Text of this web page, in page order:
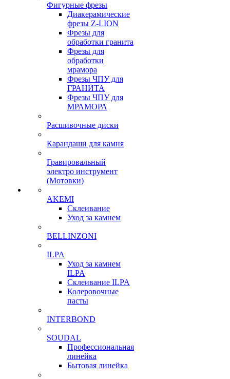
Фигурные фрезы
Диакерамические
фрезы Z-LION
Фрезы для
обработки гранита
Фрезы для
обработки
мрамора
Фрезы ЧПУ для
ГРАНИТА
Фрезы ЧПУ для
МРАМОРА
Расшивочные диски
Карандаши для камня
Гравировальный
электро инструмент
(Мотовки)
AKEMI
Склеивание
Уход за камнем
BELLINZONI
ILPA
Уход за камнем
ILPA
Склеивание ILPA
Колеровочные
пасты
INTERBOND
SOUDAL
Профессиональная
линейка
Бытовая линейка